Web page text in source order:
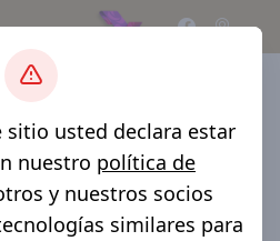
sitio usted declara estar
nuestro política de
y nuestros socios
similares para